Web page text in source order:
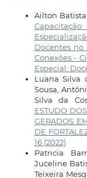
Ailton
Docentes no
Conexões -
Especial:
Luana Silva
Sousa,
Silva da
ESTUDO
GERADOS
DE
16 (2022)
Patricia
Juceline
Teixeira